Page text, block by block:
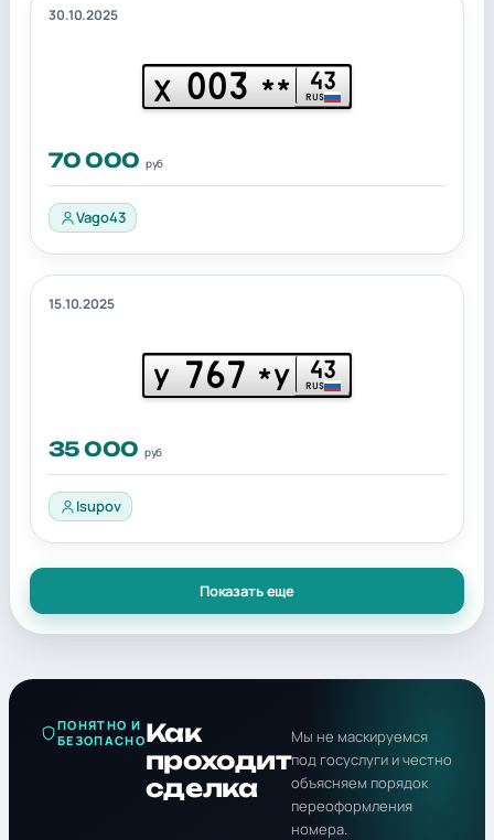
30.10.2025
Х 003 ** 43
RUS
70 000 руб
Vago43
15.10.2025
У 767 *У 43
RUS
35 000 руб
Isupov
Показать еще
ПОНЯТНО И
БЕЗОПАСНОКак
проходит
сделка
Мы не маскируемся
под госуслуги и честно
объясняем порядок
переоформления
номера.